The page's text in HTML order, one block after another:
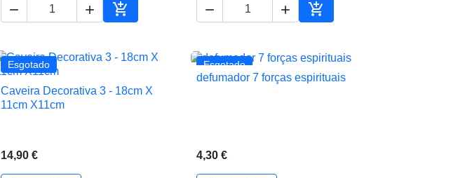
  
Adicionar ao carrinho
  
Adicionar ao carrinho
Esgotado
 Vista rápida
Caveira Decorativa 3 - 18cm X
11cm X11cm
14,90 €
Esgotado
 Vista rápida
defumador 7 forças espirituais
4,30 €